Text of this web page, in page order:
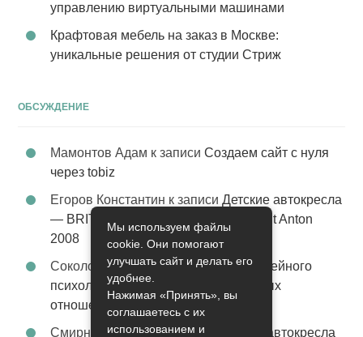
управлению виртуальными машинами
Крафтовая мебель на заказ в Москве:
уникальные решения от студии Стриж
ОБСУЖДЕНИЕ
Мамонтов Адам к записиСоздаем сайт с нуля
через tobiz
Егоров Константин к записиДетские автокресла
— BRITAX Evolva 1-2-3 (1-2-3) цвет St Anton
2008
Соколова Эльзак записиУслуги семейного
психолога – стабильность в семейных
отношениях
Смирнова Грацияк записи Детские автокресла
Мы используем файлы
cookie. Они помогают
улучшать сайт и делать его
удобнее.
Нажимая «Принять», вы
соглашаетесь с их
использованием и